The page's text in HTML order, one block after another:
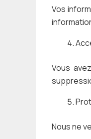
Vos
Vous
Nous ne